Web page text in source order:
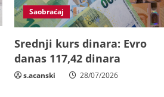
Saobraćaj
Srednji kurs dinara: Evro
danas 117,42 dinara
s.acanski 28/07/2026